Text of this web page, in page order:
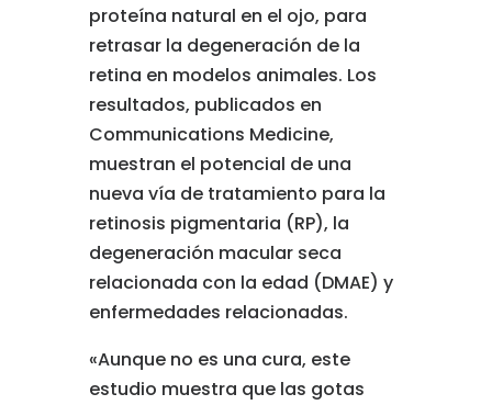
proteína natural en el ojo, para
retrasar la degeneración de la
retina en modelos animales. Los
resultados, publicados en
Communications Medicine,
muestran el potencial de una
nueva vía de tratamiento para la
retinosis pigmentaria (RP), la
degeneración macular seca
relacionada con la edad (DMAE) y
enfermedades relacionadas.
«Aunque no es una cura, este
estudio muestra que las gotas